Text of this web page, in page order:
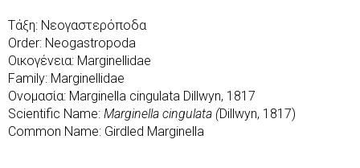
Τάξη: Νεογαστερόποδα
Order: Neogastropoda
Οικογένεια: Marginellidae
Family: Marginellidae
Ονομασία: Marginella cingulata Dillwyn, 1817
Scientific Name: Marginella cingulata (Dillwyn, 1817)
Common Name: Girdled Marginella